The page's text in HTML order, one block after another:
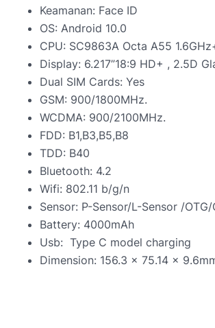
Keamanan: Face ID
OS: Android 10.0
CPU: SC9863A Octa A55
Display: 6.217”18:9 HD+ , 2.5D
Dual SIM Cards: Yes
GSM: 900/1800MHz.
WCDMA: 900/2100MHz.
FDD: B1,B3,B5,B8
TDD: B40
Bluetooth: 4.2
Wifi: 802.11 b/g/n
Sensor: P-Sensor/L-Sensor /
Battery: 4000mAh
Usb: Type C model charging
Dimension: 156.3 x 75.14 x